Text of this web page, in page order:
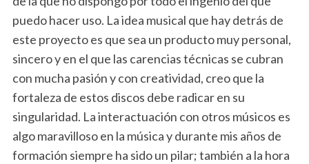
puedo hacer uso. La idea musical que hay detrás de
este proyecto es que sea un producto muy personal,
sincero y en el que las carencias técnicas se cubran
con mucha pasión y con creatividad, creo que la
fortaleza de estos discos debe radicar en su
singularidad. La interactuación con otros músicos es
algo maravilloso en la música y durante mis años de
formación siempre ha sido un pilar; también a la hora